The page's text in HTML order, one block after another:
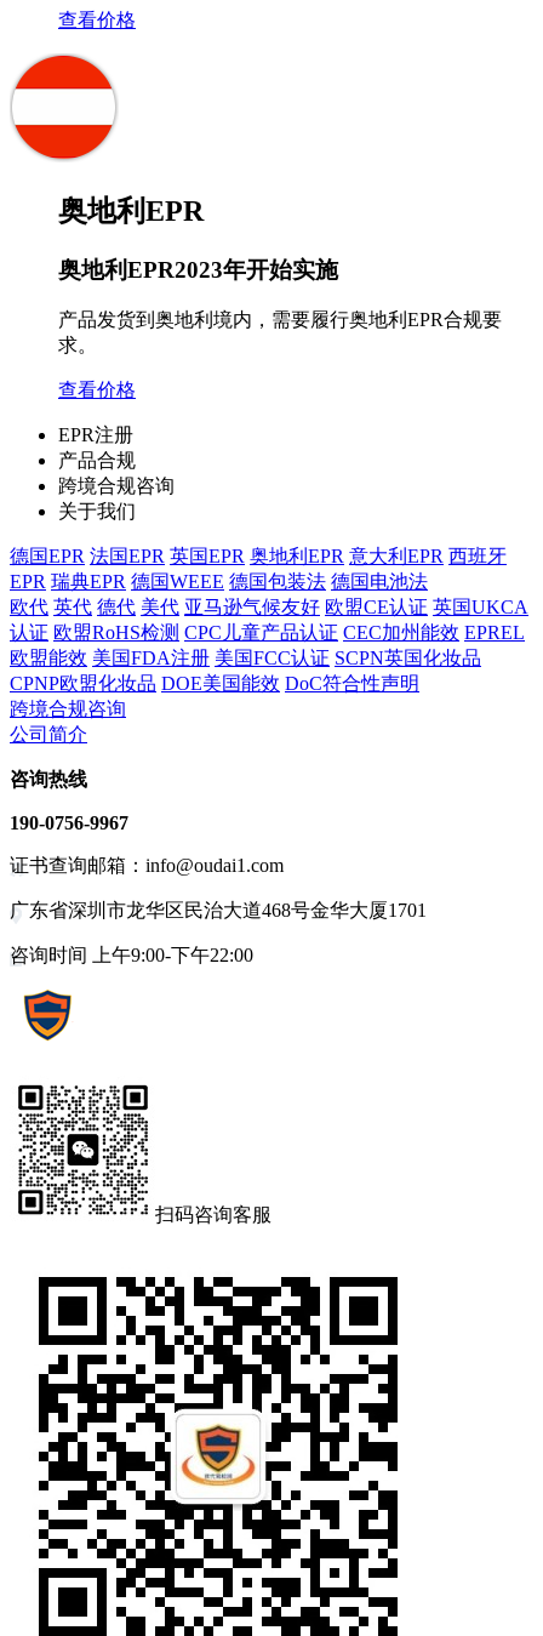
查看价格
奥地利EPR
奥地利EPR2023年开始实施
产品发货到奥地利境内，需要履行奥地利EPR合规要
求。
查看价格
EPR注册
产品合规
跨境合规咨询
关于我们
德国EPR 法国EPR 英国EPR 奥地利EPR 意大利EPR 西班牙
EPR 瑞典EPR 德国WEEE 德国包装法 德国电池法
欧代 英代 德代 美代 亚马逊气候友好 欧盟CE认证 英国UKCA
认证 欧盟RoHS检测 CPC儿童产品认证 CEC加州能效 EPREL
欧盟能效 美国FDA注册 美国FCC认证 SCPN英国化妆品
CPNP欧盟化妆品 DOE美国能效 DoC符合性声明
跨境合规咨询
公司简介
咨询热线
190-0756-9967
证书查询邮箱：info@oudai1.com
广东省深圳市龙华区民治大道468号金华大厦1701
咨询时间 上午9:00-下午22:00
扫码咨询客服